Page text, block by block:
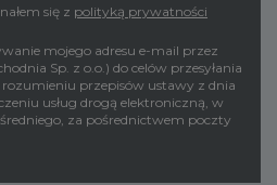
się z polityką prywatności
mojego adresu e-mail przez
Sp. z o.o.) do celów przesyłania
przepisów ustawy z dnia
usług drogą elektroniczną, w
za pośrednictwem poczty